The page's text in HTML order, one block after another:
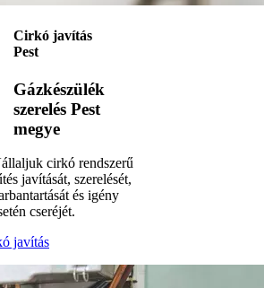
Cirkó javítás
Pest
Gázkészülék
szerelés Pest
megye
cirkó rendszerű
javítását, szerelését,
és igény
cseréjét.
javítás